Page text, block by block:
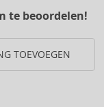
te beoordelen!
TOEVOEGEN